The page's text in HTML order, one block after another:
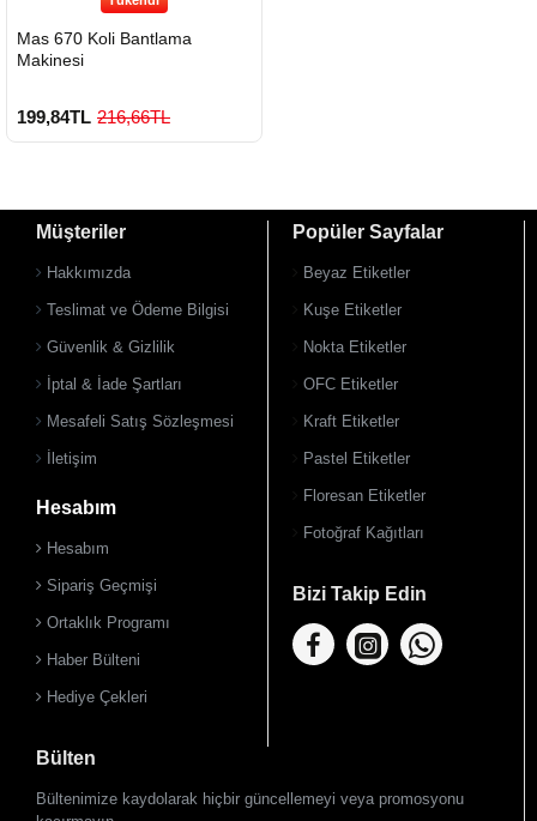
Mas 670 Koli Bantlama
Makinesi
199,84TL 216,66TL
Müşteriler
Hakkımızda
Teslimat ve Ödeme Bilgisi
Güvenlik & Gizlilik
İptal & İade Şartları
Mesafeli Satış Sözleşmesi
İletişim
Hesabım
Hesabım
Sipariş Geçmişi
Ortaklık Programı
Haber Bülteni
Hediye Çekleri
Popüler Sayfalar
Beyaz Etiketler
Kuşe Etiketler
Nokta Etiketler
OFC Etiketler
Kraft Etiketler
Pastel Etiketler
Floresan Etiketler
Fotoğraf Kağıtları
Bizi Takip Edin
Bülten
Bültenimize kaydolarak hiçbir güncellemeyi veya promosyonu